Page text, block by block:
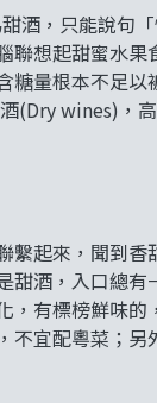
酒，只能說句
想起甜蜜水
糖量根本不足
(Dry wines)，
起來，聞到香
酒，入口總
有標榜鮮味
宜配粵菜；